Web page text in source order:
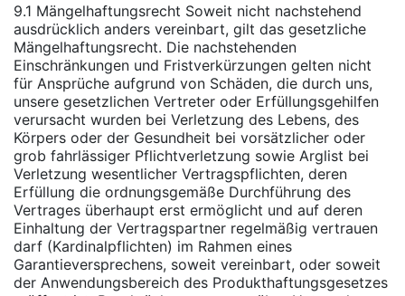
9.1 Mängelhaftungsrecht Soweit nicht nachstehend
ausdrücklich anders vereinbart, gilt das gesetzliche
Mängelhaftungsrecht. Die nachstehenden
Einschränkungen und Fristverkürzungen gelten nicht
für Ansprüche aufgrund von Schäden, die durch uns,
unsere gesetzlichen Vertreter oder Erfüllungsgehilfen
verursacht wurden bei Verletzung des Lebens, des
Körpers oder der Gesundheit bei vorsätzlicher oder
grob fahrlässiger Pflichtverletzung sowie Arglist bei
Verletzung wesentlicher Vertragspflichten, deren
Erfüllung die ordnungsgemäße Durchführung des
Vertrages überhaupt erst ermöglicht und auf deren
Einhaltung der Vertragspartner regelmäßig vertrauen
darf (Kardinalpflichten) im Rahmen eines
Garantieversprechens, soweit vereinbart, oder soweit
der Anwendungsbereich des Produkthaftungsgesetzes